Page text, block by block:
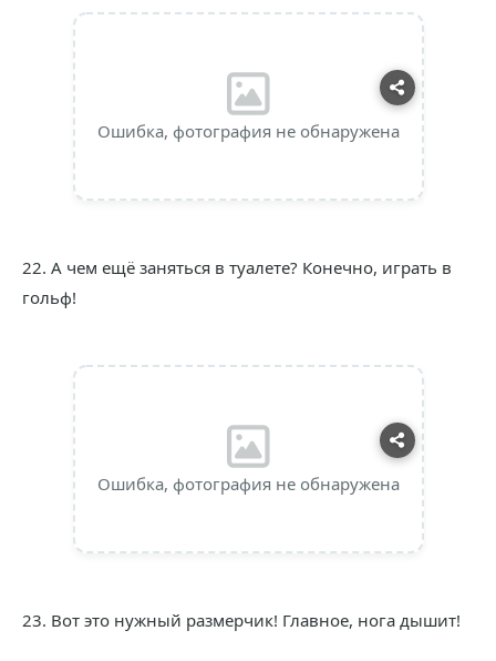
Ошибка, фотография не обнаружена
22. А чем ещё заняться в туалете? Конечно, играть в
гольф!
Ошибка, фотография не обнаружена
23. Вот это нужный размерчик! Главное, нога дышит!